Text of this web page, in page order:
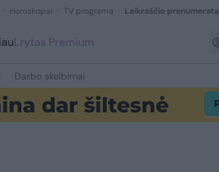
Horoskopai TV programa Laikraščio prenumerata
Lrytas Premium
Darbo skelbimai